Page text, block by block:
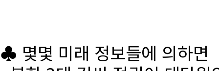
♣ 몇몇 미래 정보들에 의하면